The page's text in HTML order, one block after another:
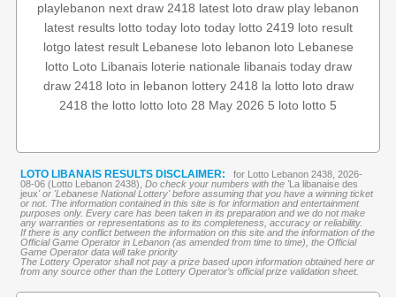
playlebanon next draw 2418 latest loto draw play lebanon
latest results lotto today loto today lotto 2419 loto result
lotgo latest result Lebanese loto lebanon loto Lebanese
lotto Loto Libanais loterie nationale libanais today draw
draw 2418 loto in lebanon lottery 2418 la lotto loto draw
2418 the lotto lotto loto 28 May 2026 5 loto lotto 5
LOTO LIBANAIS RESULTS DISCLAIMER:
for Lotto Lebanon 2438, 2026-
08-06 (Lotto Lebanon 2438), Do check your numbers with the 'La libanaise des
jeux' or 'Lebanese National Lottery' before assuming that you have a winning ticket
or not. The information contained in this site is for information and entertainment
purposes only. Every care has been taken in its preparation and we do not make
any warranties or representations as to its completeness, accuracy or reliability.
If there is any conflict between the information on this site and the information of the
Official Game Operator in Lebanon (as amended from time to time), the Official
Game Operator data will take priority
The Lottery Operator shall not pay a prize based upon information obtained here or
from any source other than the Lottery Operator’s official prize validation sheet.